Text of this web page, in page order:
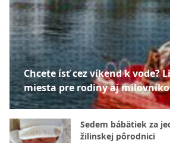
Chcete ísť cez víkend k vode?
miesta pre rodiny aj
Sedem bábätiek za
žilinskej pôrodnici